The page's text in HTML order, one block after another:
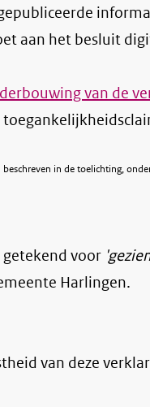
aan het besluit
van de
in de toelichting,
getekend voor
Harlingen.
van deze